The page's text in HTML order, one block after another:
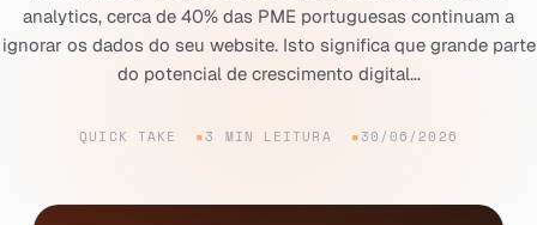
analytics, cerca de 40% das PME portuguesas continuam a
ignorar os dados do seu website. Isto significa que grande parte
do potencial de crescimento digital...
QUICK TAKE 3 MIN LEITURA 30/06/2026